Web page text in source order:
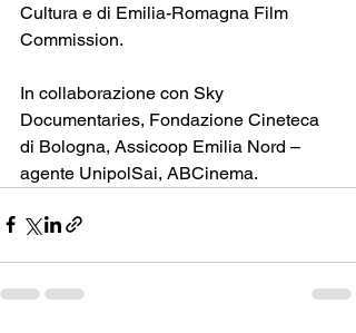
Cultura e di Emilia-Romagna Film
Commission.
In collaborazione con Sky
Documentaries, Fondazione Cineteca
di Bologna, Assicoop Emilia Nord –
agente UnipolSai, ABCinema.